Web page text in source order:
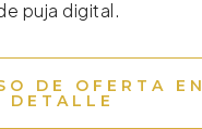
puja digital.
DE OFERTA EN
DETALLE